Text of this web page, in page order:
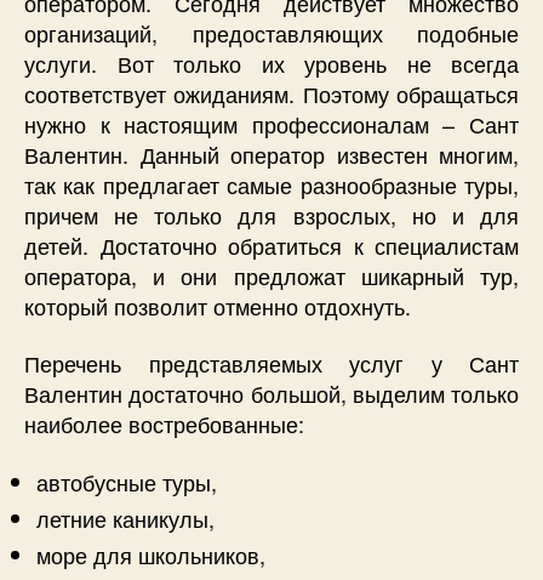
организаций, предоставляющих подобные
услуги. Вот только их уровень не всегда
соответствует ожиданиям. Поэтому обращаться
нужно к настоящим профессионалам – Сант
Валентин. Данный оператор известен многим,
так как предлагает самые разнообразные туры,
причем не только для взрослых, но и для
детей. Достаточно обратиться к специалистам
оператора, и они предложат шикарный тур,
который позволит отменно отдохнуть.
Перечень представляемых услуг у Сант
Валентин достаточно большой, выделим только
наиболее востребованные:
автобусные туры,
летние каникулы,
море для школьников,